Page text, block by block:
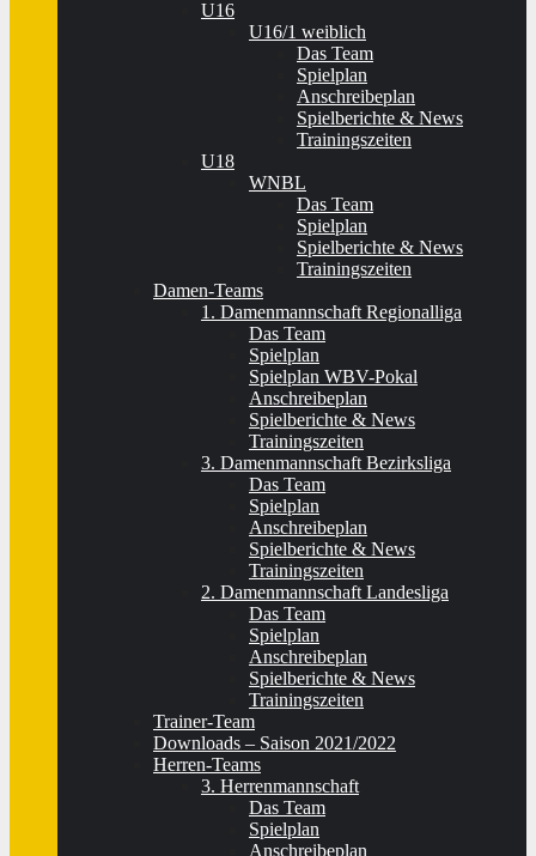
U16
U16/1 weiblich
Das Team
Spielplan
Anschreibeplan
Spielberichte & News
Trainingszeiten
U18
WNBL
Das Team
Spielplan
Spielberichte & News
Trainingszeiten
Damen-Teams
1. Damenmannschaft Regionalliga
Das Team
Spielplan
Spielplan WBV-Pokal
Anschreibeplan
Spielberichte & News
Trainingszeiten
3. Damenmannschaft Bezirksliga
Das Team
Spielplan
Anschreibeplan
Spielberichte & News
Trainingszeiten
2. Damenmannschaft Landesliga
Das Team
Spielplan
Anschreibeplan
Spielberichte & News
Trainingszeiten
Trainer-Team
Downloads – Saison 2021/2022
Herren-Teams
3. Herrenmannschaft
Das Team
Spielplan
Anschreibeplan